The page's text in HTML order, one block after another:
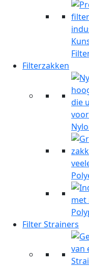
Filterzakken
Filter Strainers